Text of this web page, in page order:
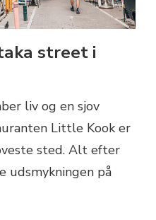
street i
liv og en sjov
Little Kook er
sted. Alt efter
udsmykningen på